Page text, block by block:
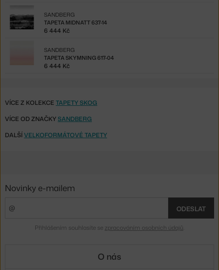
TAPETA MIDNATT 637-14
SANDBERG
6 444 Kč
TAPETA SKYMNING 617-04
SANDBERG
6 444 Kč
VÍCE Z KOLEKCE TAPETY SKOG
VÍCE OD ZNAČKYSANDBERG
DALŠÍVELKOFORMÁTOVÉ TAPETY
Novinky e-mailem
ODESLAT
Přihlášením souhlasíte se zpracováním osobních údajů
O nás